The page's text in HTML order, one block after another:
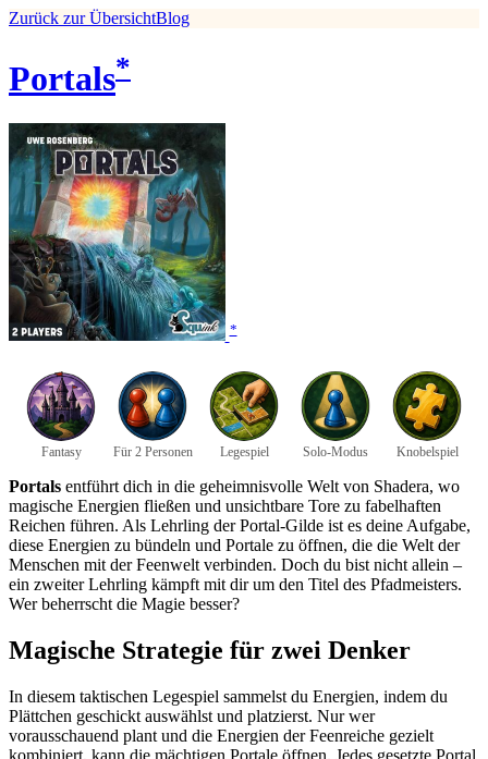
Zurück zur ÜbersichtBlog
Portals*
*
Fantasy Für 2 Personen Legespiel Solo-Modus Knobelspiel
Portals entführt dich in die geheimnisvolle Welt von Shadera, wo
magische Energien fließen und unsichtbare Tore zu fabelhaften
Reichen führen. Als Lehrling der Portal-Gilde ist es deine Aufgabe,
diese Energien zu bündeln und Portale zu öffnen, die die Welt der
Menschen mit der Feenwelt verbinden. Doch du bist nicht allein –
ein zweiter Lehrling kämpft mit dir um den Titel des Pfadmeisters.
Wer beherrscht die Magie besser?
Magische Strategie für zwei Denker
In diesem taktischen Legespiel sammelst du Energien, indem du
Plättchen geschickt auswählst und platzierst. Nur wer
vorausschauend plant und die Energien der Feenreiche gezielt